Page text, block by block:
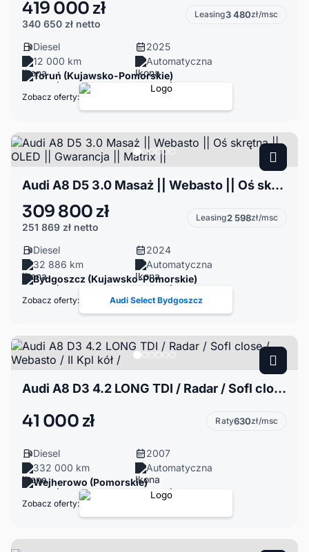
419 000 zł
340 650 zł netto
Leasing3 480zł/msc
Diesel
2025
12 000 km
Automatyczna
Toruń (Kujawsko-Pomorskie)
Zobacz oferty:
Audi A8 D5 3.0 Masaż || Webasto || Oś skrętna || OLED || Gwarancja || Matrix ||
309 800 zł
251 869 zł netto
Leasing2 598zł/msc
Diesel
2024
32 886 km
Automatyczna
Bydgoszcz (Kujawsko-Pomorskie)
Zobacz oferty: Audi Select Bydgoszcz
Audi A8 D3 4.2 LONG TDI / Radar / Sofl close / Webasto / II Kpl kół /
41 000 zł Raty630zł/msc
Diesel
2007
332 000 km
Automatyczna
Wejherowo (Pomorskie)
Zobacz oferty: